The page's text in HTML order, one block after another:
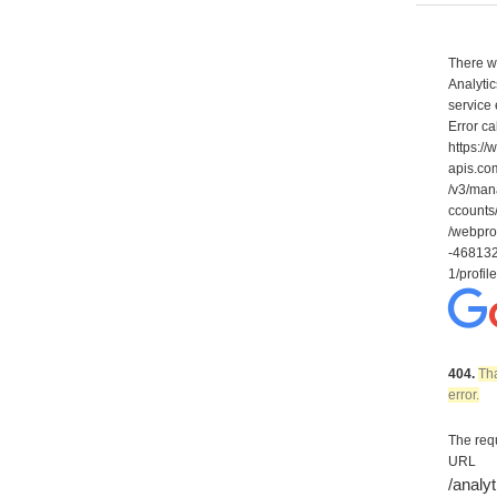
There
service
Error
https://
/v3/
/
-
1/
404.
error.
The
URL
/